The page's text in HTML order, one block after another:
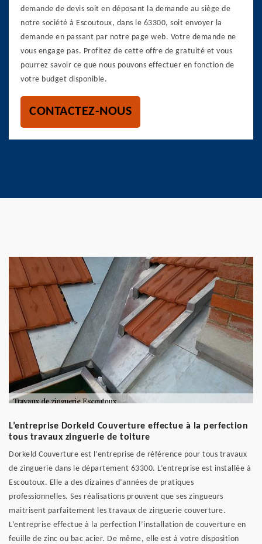
demande de devis soit en déposant la demande au siège de
notre société à Escoutoux, dans le 63300, soit envoyer la
demande en passant par notre page web. Votre demande ne
vous engage pas. Profitez de cette offre de gratuité et vous
pourrez savoir ce que nous pouvons effectuer en fonction de
votre budget disponible.
CONTACTEZ-NOUS
L’entreprise Dorkeld Couverture effectue à la perfection
tous travaux zinguerie de toiture
Dorkeld Couverture est l’entreprise de référence pour tous travaux
de zinguerie dans le département 63300. L’entreprise est installée à
Escoutoux. Elle a des dizaines d’années de pratiques
professionnelles. Ses réalisations prouvent que ses zingueurs
maitrisent parfaitement les travaux de zinguerie couverture.
L’entreprise effectue à la perfection l’installation de couverture en
feuille de zinc ou bac acier. De même, elle est à votre disposition